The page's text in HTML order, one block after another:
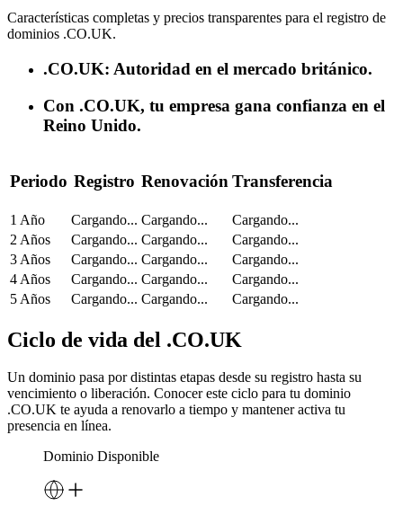
Características completas y precios transparentes para el registro de
dominios .CO.UK.
.CO.UK: Autoridad en el mercado británico.
Con .CO.UK, tu empresa gana confianza en el
Reino Unido.
Periodo Registro RenovaciónTransferencia
1 Año Cargando... Cargando...
Cargando...
2 Años
Cargando... Cargando...
Cargando...
3 Años
Cargando... Cargando...
Cargando...
4 Años
Cargando... Cargando...
Cargando...
5 Años
Cargando... Cargando... Cargando...
Ciclo de vida del .CO.UK
Un dominio pasa por distintas etapas desde su registro hasta su
vencimiento o liberación. Conocer este ciclo para tu dominio
.CO.UK te ayuda a renovarlo a tiempo y mantener activa tu
presencia en línea.
Dominio Disponible